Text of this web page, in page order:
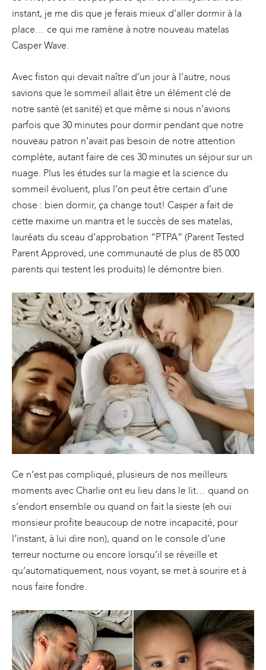
instant, je me dis que je ferais mieux d’aller dormir à la
place… ce qui me ramène à notre nouveau matelas
Casper Wave.
Avec fiston qui devait naître d’un jour à l’autre, nous
savions que le sommeil allait être un élément clé de
notre santé (et sanité) et que même si nous n’avions
parfois que 30 minutes pour dormir pendant que notre
nouveau patron n’avait pas besoin de notre attention
complète, autant faire de ces 30 minutes un séjour sur un
nuage. Plus les études sur la magie et la science du
sommeil évoluent, plus l’on peut être certain d’une
chose : bien dormir, ça change tout! Casper a fait de
cette maxime un mantra et le succès de ses matelas,
lauréats du sceau d’approbation “PTPA” (Parent Tested
Parent Approved, une communauté de plus de 85 000
parents qui testent les produits) le démontre bien.
Ce n’est pas compliqué, plusieurs de nos meilleurs
moments avec Charlie ont eu lieu dans le lit… quand on
s’endort ensemble ou quand on fait la sieste (eh oui
monsieur profite beaucoup de notre incapacité, pour
l’instant, à lui dire non), quand on le console d’une
terreur nocturne ou encore lorsqu’il se réveille et
qu’automatiquement, nous voyant, se met à sourire et à
nous faire fondre.